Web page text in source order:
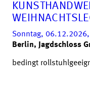
Sonntag,
Berlin, Jagdschloss
bedingt